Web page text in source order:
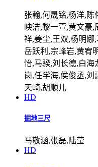
张翰,何晟铭,杨洋,陈
映洁,黎一萱,黄文豪
祥,姜尘,王双,杨明娜
岳跃利,宗峰岩,黄宥
怡,马骙,刘长德,白海
岗,任学海,侯俊丞,刘
天崎,胡顺儿
HD
掘地三尺
马敬涵,张磊,陆莹
HD